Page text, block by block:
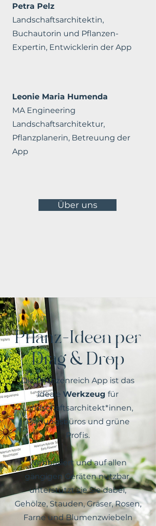
Petra Pelz
Landschaftsarchitektin,
Buchautorin und Pflanzen-
Expertin, Entwicklerin der App
Leonie Maria Humenda
MA Engineering
Landschaftsarchitektur,
Pflanzplanerin, Betreuung der
App
Über uns
Pflanz-Ideen per
Drag & Drop
Die Pflanzenreich App ist das
ideale Werkzeug für
Landschaftsarchitekt*innen,
Planungsbüros und grüne
Profis.
Webbasiert und auf allen
gängigen Geräten nutzbar,
unterstützt sie Sie dabei,
Gehölze, Stauden, Gräser, Rosen,
Farne und Blumenzwiebeln